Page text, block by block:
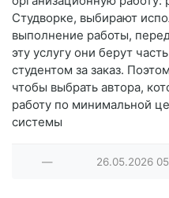
Студворке, выбирают
выполнение работы,
эту услугу они берут
студентом за заказ.
чтобы выбрать автора,
работу по минимальной
системы
— 26.05.2026